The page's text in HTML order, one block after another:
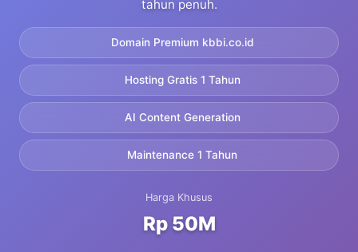
tahun penuh.
Domain Premium kbbi.co.id
Hosting Gratis 1 Tahun
AI Content Generation
Maintenance 1 Tahun
Harga Khusus
Rp 50M